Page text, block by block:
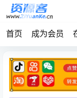
首页 成为会员